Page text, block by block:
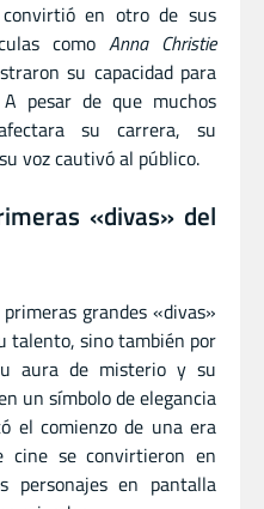
en otro de sus
como Anna Christie
su capacidad para
pesar de que muchos
su carrera, su
voz cautivó al público.
«divas» del
grandes «divas»
talento, sino también por
aura de misterio y su
un símbolo de elegancia
el comienzo de una era
se convirtieron en
personajes en pantalla